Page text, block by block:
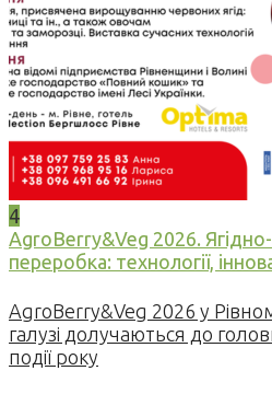
4
AgroBerry&Veg 2026.
переробка: технології,
AgroBerry&Veg 2026 у
галузі долучаються до
події року